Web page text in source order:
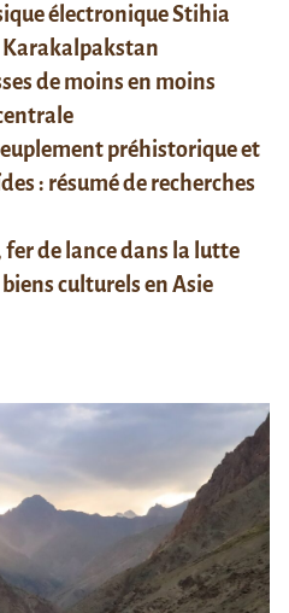
électronique Stihia
Karakalpakstan
de moins en moins
préhistorique et
: résumé de recherches
fer de lance dans la lutte
culturels en Asie